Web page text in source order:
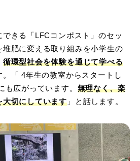
できる「LFCコンポスト」のセッ
堆肥に変える取り組みを小学生の
循環型社会を体験を通じて学べる
。「4年生の教室からスタートし
も広がっています。 無理なく、楽
大切にしています 」と話します。